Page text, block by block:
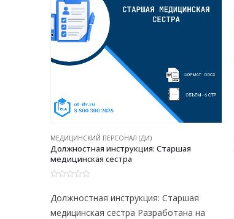
МЕДИЦИНСКИЙ ПЕРСОНАЛ (ДИ)
Должностная инструкция: Старшая
медицинская сестра
Должностная инструкция: Старшая
медицинская сестра Разработана на